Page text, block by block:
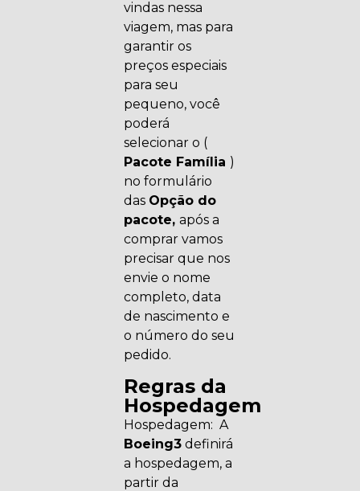
vindas nessa
viagem, mas para
garantir os
preços especiais
para seu
pequeno, você
poderá
selecionar o (
Pacote Família )
no formulário
das Opção do
pacote,após a
comprar vamos
precisar que nos
envie o nome
completo, data
de nascimento e
o número do seu
pedido.
Regras da
Hospedagem
Hospedagem: A
Boeing3 definirá
a hospedagem, a
partir da